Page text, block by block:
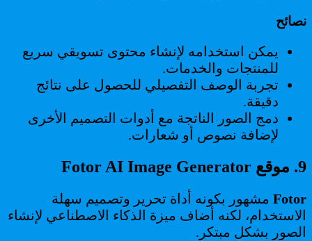
نصائح
يمكن استخدامه لإنشاء محتوى تسويقي سريع
للمنتجات والخدمات.
تجربة الوصف التفصيلي للحصول على نتائج
دقيقة.
دمج الصور الناتجة مع أدوات التصميم الأخرى
لإضافة نصوص أو شعارات.
9. موقع Fotor AI Image Generator
Fotor مشهور بكونه أداة تحرير وتصميم سهلة
الاستخدام، لكنه أضاف ميزة الذكاء الاصطناعي لإنشاء
الصور بشكل مبتكر.